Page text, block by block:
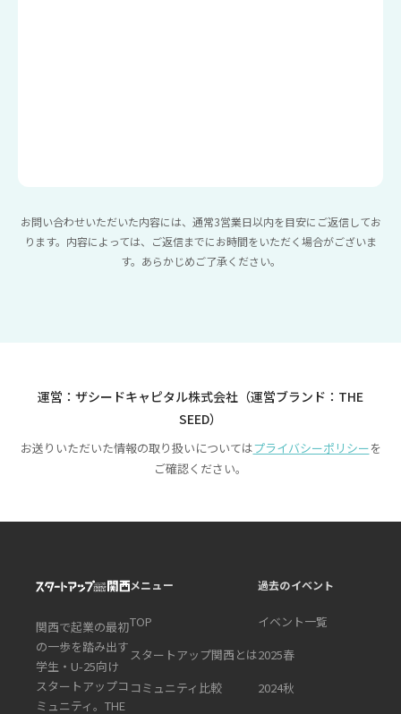
お問い合わせいただいた内容には、通常3営業日以内を目安にご返信してお
ります。内容によっては、ご返信までにお時間をいただく場合がございま
す。あらかじめご了承ください。
運営：ザシードキャピタル株式会社（運営ブランド：THE
SEED）
お送りいただいた情報の取り扱いについてはプライバシーポリシーを
ご確認ください。
関西で起業の最初
の一歩を踏み出す
学生・U-25向け
スタートアップコ
ミュニティ。THE
メニュー
TOP
スタートアップ関西とは
コミュニティ比較
過去のイベント
イベント一覧
2025春
2024秋